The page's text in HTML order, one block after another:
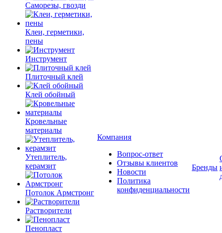
Саморезы, гвозди
Клеи, герметики,
пены
Инструмент
Плиточный клей
Клей обойный
Кровельные
материалы
Утеплитель,
керамзит
Потолок Армстронг
Растворители
Пенопласт
Компания
Вопрос-ответ
Отзывы клиентов
Новости
Политика
конфиденциальности
Бренды